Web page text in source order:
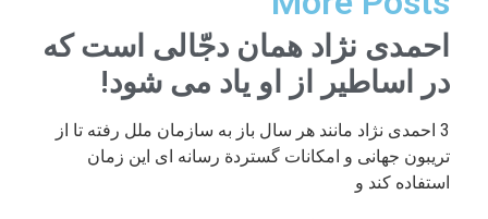
احمدی نژاد همان دجّالی است که
در اساطیر از او یاد می شود!
3 احمدی نژاد مانند هر سال باز به سازمان ملل رفته تا از
تریبون جهانی و امکانات گستردة رسانه ای این زمان
استفاده کند و